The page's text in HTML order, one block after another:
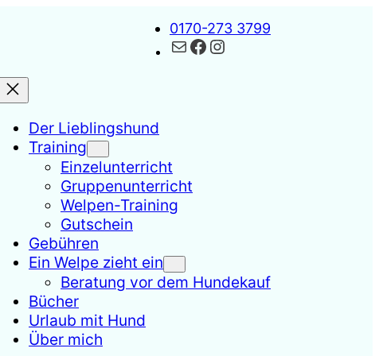
0170-273 3799
Kontakt
Facebook
Instagram
Der Lieblingshund
Training
Einzelunterricht
Gruppenunterricht
Welpen-Training
Gutschein
Gebühren
Ein Welpe zieht ein
Beratung vor dem Hundekauf
Bücher
Urlaub mit Hund
Über mich